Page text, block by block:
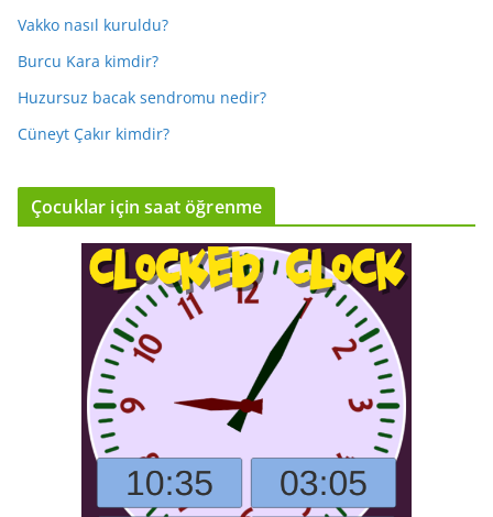
Vakko nasıl kuruldu?
Burcu Kara kimdir?
Huzursuz bacak sendromu nedir?
Cüneyt Çakır kimdir?
Çocuklar için saat öğrenme